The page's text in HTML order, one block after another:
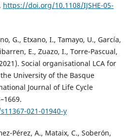
https://doi.org/10.1108/IJSHE-05-
G., Etxano, I., Tamayo, U., García,
E., Zuazo, I., Torre-Pascual,
Social organisational LCA for
University of the Basque
Journal of Life Cycle
021-01940-y
Pérez, A., Mataix, C., Soberón,